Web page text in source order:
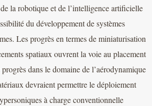
la robotique et de l’intelligence artificielle
du développement de systèmes
Les progrès en termes de miniaturisation
spatiaux ouvrent la voie au placement
dans le domaine de l’aérodynamique
devraient permettre le déploiement
à charge conventionnelle